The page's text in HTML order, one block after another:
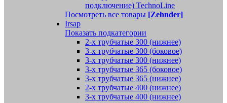
подключение) TechnoLine
Посмотреть все товары [Zehnder]
Irsap
Показать подкатегории
2-х трубчатые 300 (нижнее)
3-х трубчатые 300 (боковое)
3-х трубчатые 300 (нижнее)
3-х трубчатые 365 (боковое)
3-х трубчатые 365 (нижнее)
2-х трубчатые 400 (нижнее)
3-х трубчатые 400 (нижнее)